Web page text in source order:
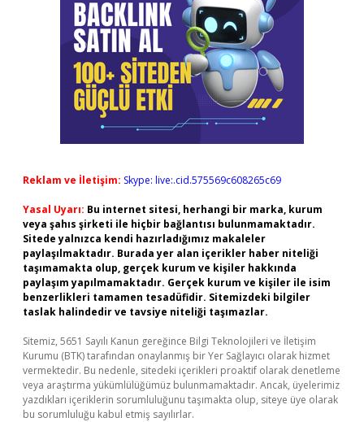
Reklam ve İletişim: Skype: live:.cid.575569c608265c69
Yasal Uyarı: Bu internet sitesi, herhangi bir marka, kurum
veya şahıs şirketi ile hiçbir bağlantısı bulunmamaktadır.
Sitede yalnızca kendi hazırladığımız makaleler
paylaşılmaktadır. Burada yer alan içerikler haber niteliği
taşımamakta olup, gerçek kurum ve kişiler hakkında
paylaşım yapılmamaktadır. Gerçek kurum ve kişiler ile isim
benzerlikleri tamamen tesadüfidir. Sitemizdeki bilgiler
taslak halindedir ve tavsiye niteliği taşımazlar.
Sitemiz, 5651 Sayılı Kanun gereğince Bilgi Teknolojileri ve İletişim
Kurumu (BTK) tarafından onaylanmış bir Yer Sağlayıcı olarak hizmet
vermektedir. Bu nedenle, sitedeki içerikleri proaktif olarak denetleme
veya araştırma yükümlülüğümüz bulunmamaktadır. Ancak, üyelerimiz
yazdıkları içeriklerin sorumluluğunu taşımakta olup, siteye üye olarak
bu sorumluluğu kabul etmiş sayılırlar.